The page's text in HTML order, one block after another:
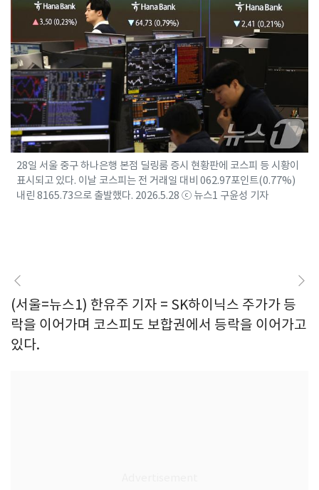
28일 서울 중구 하나은행 본점 딜링룸 증시 현황판에 코스피 등 시황이
표시되고 있다. 이날 코스피는 전 거래일 대비 062.97포인트(0.77%)
내린 8165.73으로 출발했다. 2026.5.28 ⓒ 뉴스1 구윤성 기자
(서울=뉴스1) 한유주 기자 = SK하이닉스 주가가 등
락을 이어가며 코스피도 보합권에서 등락을 이어가고
있다.